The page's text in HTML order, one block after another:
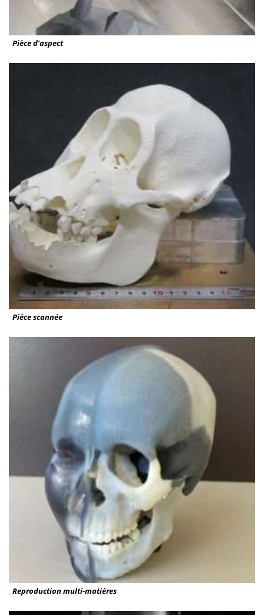
Pièce d’aspect
Pièce scannée
Reproduction multi-matières